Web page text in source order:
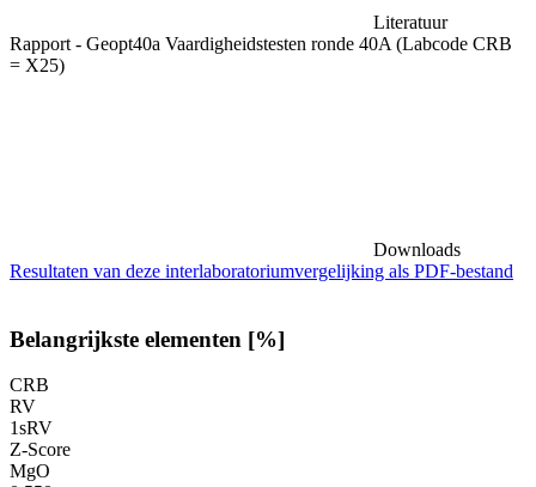
Literatuur
Rapport - Geopt40a Vaardigheidstesten ronde 40A (Labcode CRB
= X25)
Downloads
Resultaten van deze interlaboratoriumvergelijking als PDF-bestand
Belangrijkste elementen [%]
CRB
RV
1sRV
Z-Score
MgO